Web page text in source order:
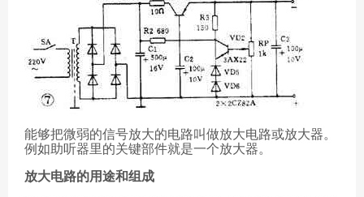
能够把微弱的信号放大的电路叫做放大电路或放大器。
例如助听器里的关键部件就是一个放大器。
放大电路的用途和组成